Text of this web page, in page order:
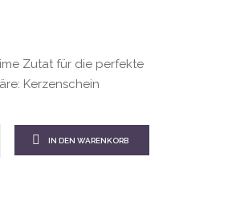
Zutat für die perfekte
Kerzenschein
IN DEN WARENKORB